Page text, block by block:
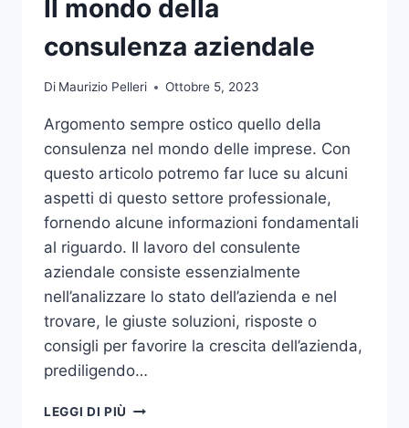
L’ARREDO
GIARDINO
Il mondo della
consulenza aziendale
Di Maurizio Pelleri Ottobre 5, 2023
Argomento sempre ostico quello della
consulenza nel mondo delle imprese. Con
questo articolo potremo far luce su alcuni
aspetti di questo settore professionale,
fornendo alcune informazioni fondamentali
al riguardo. Il lavoro del consulente
aziendale consiste essenzialmente
nell’analizzare lo stato dell’azienda e nel
trovare, le giuste soluzioni, risposte o
consigli per favorire la crescita dell’azienda,
prediligendo…
LEGGI DI PIÙ IL